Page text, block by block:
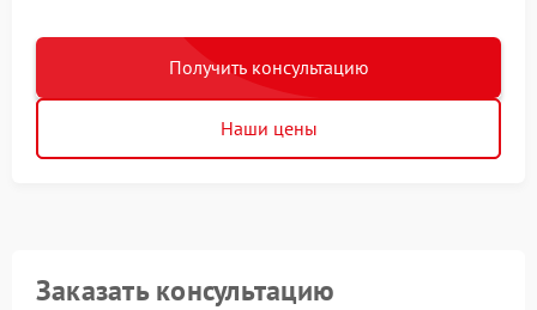
Получить консультацию
Наши цены
Заказать консультацию